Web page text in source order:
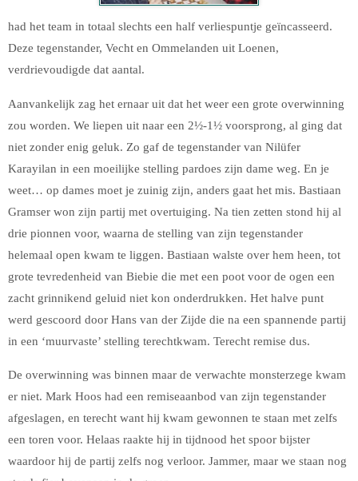
had het team in totaal slechts een half verliespuntje geïncasseerd.
Deze tegenstander, Vecht en Ommelanden uit Loenen,
verdrievoudigde dat aantal.
Aanvankelijk zag het ernaar uit dat het weer een grote overwinning
zou worden. We liepen uit naar een 2½-1½ voorsprong, al ging dat
niet zonder enig geluk. Zo gaf de tegenstander van Nilüfer
Karayilan in een moeilijke stelling pardoes zijn dame weg. En je
weet… op dames moet je zuinig zijn, anders gaat het mis. Bastiaan
Gramser won zijn partij met overtuiging. Na tien zetten stond hij al
drie pionnen voor, waarna de stelling van zijn tegenstander
helemaal open kwam te liggen. Bastiaan walste over hem heen, tot
grote tevredenheid van Biebie die met een poot voor de ogen een
zacht grinnikend geluid niet kon onderdrukken. Het halve punt
werd gescoord door Hans van der Zijde die na een spannende partij
in een ‘muurvaste’ stelling terechtkwam. Terecht remise dus.
De overwinning was binnen maar de verwachte monsterzege kwam
er niet. Mark Hoos had een remiseaanbod van zijn tegenstander
afgeslagen, en terecht want hij kwam gewonnen te staan met zelfs
een toren voor. Helaas raakte hij in tijdnood het spoor bijster
waardoor hij de partij zelfs nog verloor. Jammer, maar we staan nog